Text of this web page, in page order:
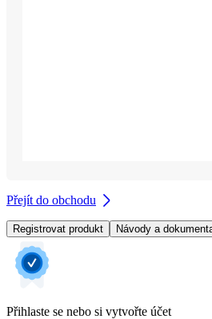
Přejít do obchodu
Registrovat produkt Návody a
Přihlaste se nebo si vytvořte účet